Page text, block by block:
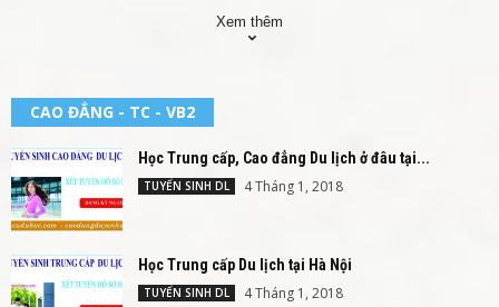
Xem thêm
CAO ĐẲNG - TC - VB2
Học Trung cấp, Cao đẳng Du lịch ở đâu tại...
TUYỂN SINH DL 4 Tháng 1, 2018
Học Trung cấp Du lịch tại Hà Nội
TUYỂN SINH DL 4 Tháng 1, 2018